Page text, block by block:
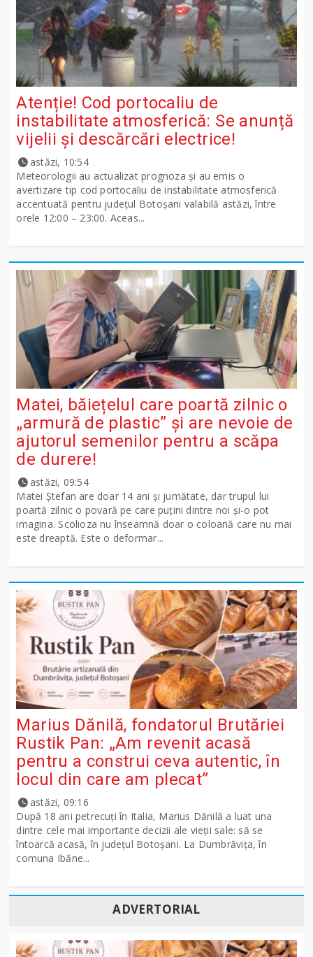
Atenție! Cod portocaliu de
instabilitate atmosferică: Se anunță
vijelii și descărcări electrice!
astăzi, 10:54
Meteorologii au actualizat prognoza și au emis o
avertizare tip cod portocaliu de instabilitate atmosferică
accentuată pentru județul Botoșani valabilă astăzi, între
orele 12:00 – 23:00. Aceas...
Matei, băiețelul care poartă zilnic o
„armură de plastic” și are nevoie de
ajutorul semenilor pentru a scăpa
de durere!
astăzi, 09:54
Matei Ștefan are doar 14 ani și jumătate, dar trupul lui
poartă zilnic o povară pe care puțini dintre noi și-o pot
imagina. Scolioza nu înseamnă doar o coloană care nu mai
este dreaptă. Este o deformar...
Marius Dănilă, fondatorul Brutăriei
Rustik Pan: „Am revenit acasă
pentru a construi ceva autentic, în
locul din care am plecat”
astăzi, 09:16
După 18 ani petrecuți în Italia, Marius Dănilă a luat una
dintre cele mai importante decizii ale vieții sale: să se
întoarcă acasă, în județul Botoșani. La Dumbrăvița, în
comuna Ibăne...
ADVERTORIAL